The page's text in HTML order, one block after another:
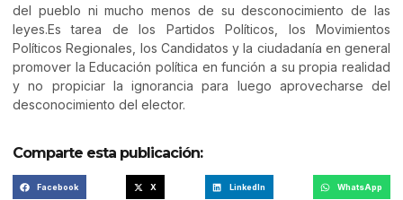
del pueblo ni mucho menos de su desconocimiento de las
leyes.Es tarea de los Partidos Políticos, los Movimientos
Políticos Regionales, los Candidatos y la ciudadanía en general
promover la Educación política en función a su propia realidad
y no propiciar la ignorancia para luego aprovecharse del
desconocimiento del elector.
Comparte esta publicación:
Facebook X LinkedIn WhatsApp